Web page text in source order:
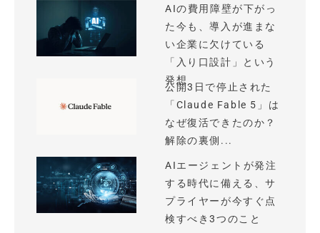
AIの費用障壁が下がっ
た今も、導入が進まな
い企業に欠けている
「入り口設計」という
発想
公開3日で停止された
「Claude Fable 5」は
なぜ復活できたのか？
解除の裏側...
AIエージェントが発注
する時代に備える、サ
プライヤーが今すぐ点
検すべき3つのこと